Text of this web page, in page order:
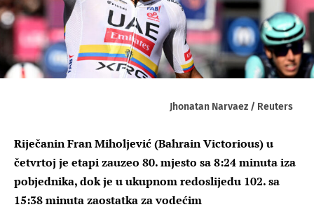
Jhonatan Narvaez / Reuters
Riječanin Fran Miholjević (Bahrain Victorious) u
četvrtoj je etapi zauzeo 80. mjesto sa 8:24 minuta iza
pobjednika, dok je u ukupnom redoslijedu 102. sa
15:38 minuta zaostatka za vodećim